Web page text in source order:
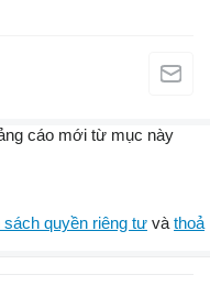
cáo mới từ mục này
sách quyền riêng tư và thoả